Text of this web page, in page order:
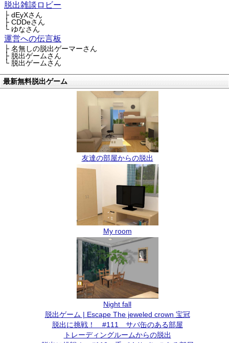
脱出雑談ロビー
├ dEyXさん
├ CDDeさん
└ ゆなさん
運営への伝言板
├ 名無しの脱出ゲーマーさん
├ 脱出ゲームさん
└ 脱出ゲームさん
最新無料脱出ゲーム
友達の部屋からの脱出
My room
Night fall
脱出ゲーム | Escape The jeweled crown 宝冠
脱出に挑戦！ #111 サバ缶のある部屋
トレーディングルームからの脱出